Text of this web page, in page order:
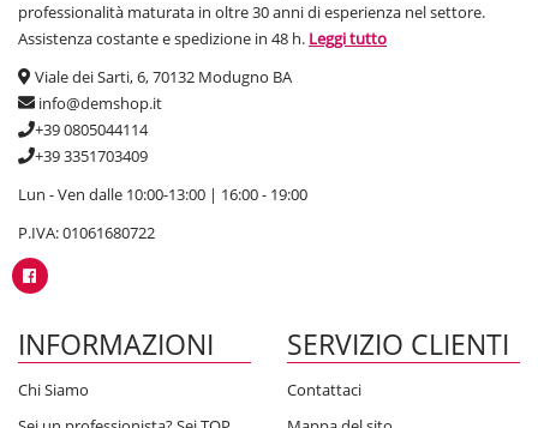
professionalità maturata in oltre 30 anni di esperienza nel settore.
Assistenza costante e spedizione in 48 h. Leggi tutto
Viale dei Sarti, 6, 70132 Modugno BA
info@demshop.it
+39 0805044114
+39 3351703409
Lun - Ven dalle 10:00-13:00 | 16:00 - 19:00
P.IVA: 01061680722
INFORMAZIONI
Chi Siamo
SERVIZIO CLIENTI
Contattaci